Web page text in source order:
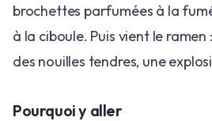
brochettes parfumées à la
à la ciboule. Puis vient le ramen
des nouilles tendres, une
Pourquoi y aller